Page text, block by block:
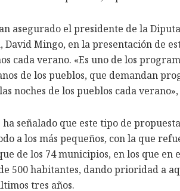
asegurado el presidente de la
David Mingo, en la presentación de
cada verano. «Es uno de los
de los pueblos, que demandan
noches de los pueblos cada
señalado que este tipo de
a los más pequeños, con la que
de los 74 municipios, en los que
500 habitantes, dando prioridad a
tres años.